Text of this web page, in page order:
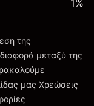
1%
της
μεταξύ της
μας Χρεώσεις